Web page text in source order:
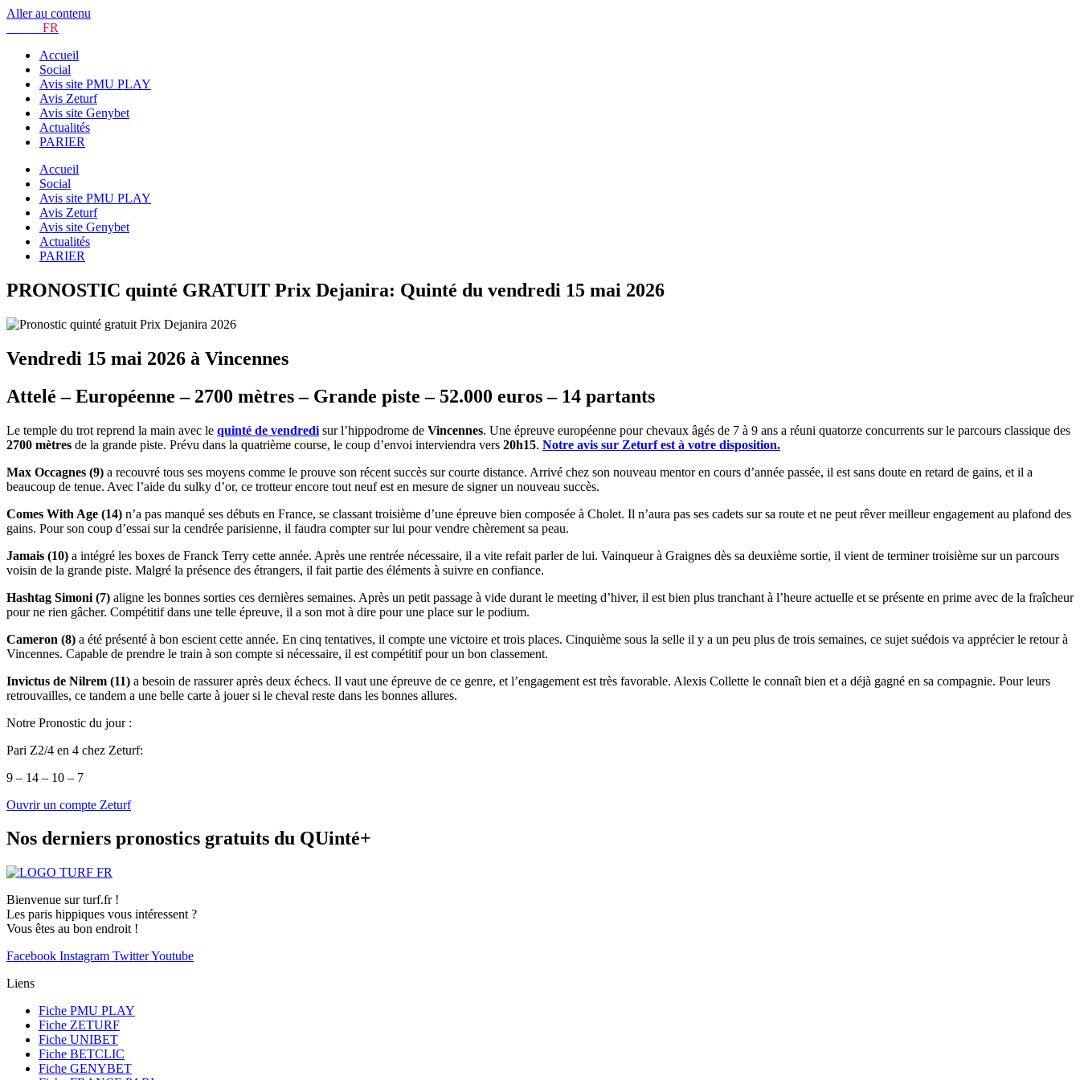
Aller au contenu
FR
Accueil
Social
Avis site PMU PLAY
Avis Zeturf
Avis site Genybet
Actualités
PARIER
Accueil
Social
Avis site PMU PLAY
Avis Zeturf
Avis site Genybet
Actualités
PARIER
PRONOSTIC quinté GRATUIT Prix Dejanira: Quinté du vendredi 15 mai 2026
Vendredi 15 mai 2026 à Vincennes
Attelé – Européenne – 2700 mètres – Grande piste – 52.000 euros – 14 partants
Le temple du trot reprend la main avec le quinté de vendredi sur l’hippodrome de Vincennes. Une épreuve européenne pour chevaux âgés de 7 à 9 ans a réuni quatorze concurrents sur le parcours classique des
2700 mètres de la grande piste. Prévu dans la quatrième course, le coup d’envoi interviendra vers 20h15. Notre avis sur Zeturf est à votre disposition.
Max Occagnes (9) a recouvré tous ses moyens comme le prouve son récent succès sur courte distance. Arrivé chez son nouveau mentor en cours d’année passée, il est sans doute en retard de gains, et il a
beaucoup de tenue. Avec l’aide du sulky d’or, ce trotteur encore tout neuf est en mesure de signer un nouveau succès.
Comes With Age (14) n’a pas manqué ses débuts en France, se classant troisième d’une épreuve bien composée à Cholet. Il n’aura pas ses cadets sur sa route et ne peut rêver meilleur engagement au plafond des
gains. Pour son coup d’essai sur la cendrée parisienne, il faudra compter sur lui pour vendre chèrement sa peau.
Jamais (10) a intégré les boxes de Franck Terry cette année. Après une rentrée nécessaire, il a vite refait parler de lui. Vainqueur à Graignes dès sa deuxième sortie, il vient de terminer troisième sur un parcours
voisin de la grande piste. Malgré la présence des étrangers, il fait partie des éléments à suivre en confiance.
Hashtag Simoni (7) aligne les bonnes sorties ces dernières semaines. Après un petit passage à vide durant le meeting d’hiver, il est bien plus tranchant à l’heure actuelle et se présente en prime avec de la fraîcheur
pour ne rien gâcher. Compétitif dans une telle épreuve, il a son mot à dire pour une place sur le podium.
Cameron (8) a été présenté à bon escient cette année. En cinq tentatives, il compte une victoire et trois places. Cinquième sous la selle il y a un peu plus de trois semaines, ce sujet suédois va apprécier le retour à
Vincennes. Capable de prendre le train à son compte si nécessaire, il est compétitif pour un bon classement.
Invictus de Nilrem (11) a besoin de rassurer après deux échecs. Il vaut une épreuve de ce genre, et l’engagement est très favorable. Alexis Collette le connaît bien et a déjà gagné en sa compagnie. Pour leurs
retrouvailles, ce tandem a une belle carte à jouer si le cheval reste dans les bonnes allures.
Notre Pronostic du jour :
Pari Z2/4 en 4 chez Zeturf:
9 – 14 – 10 – 7
Ouvrir un compte Zeturf
Nos derniers pronostics gratuits du QUinté+
Bienvenue sur turf.fr !
Les paris hippiques vous intéressent ?
Vous êtes au bon endroit !
Facebook Instagram TwitterYoutube
Liens
Fiche PMU PLAY
Fiche ZETURF
Fiche UNIBET
Fiche BETCLIC
Fiche GENYBET